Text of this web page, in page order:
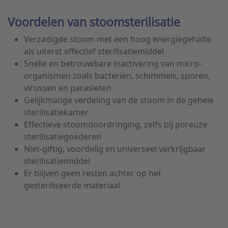
Voordelen van stoomsterilisatie
Verzadigde stoom met een hoog energiegehalte
als uiterst effectief sterilisatiemiddel
Snelle en betrouwbare inactivering van micro-
organismen zoals bacteriën, schimmels, sporen,
virussen en parasieten
Gelijkmatige verdeling van de stoom in de gehele
sterilisatiekamer
Effectieve stoomdoordringing, zelfs bij poreuze
sterilisatiegoederen
Niet-giftig, voordelig en universeel verkrijgbaar
sterilisatiemiddel
Er blijven geen resten achter op het
gesteriliseerde materiaal